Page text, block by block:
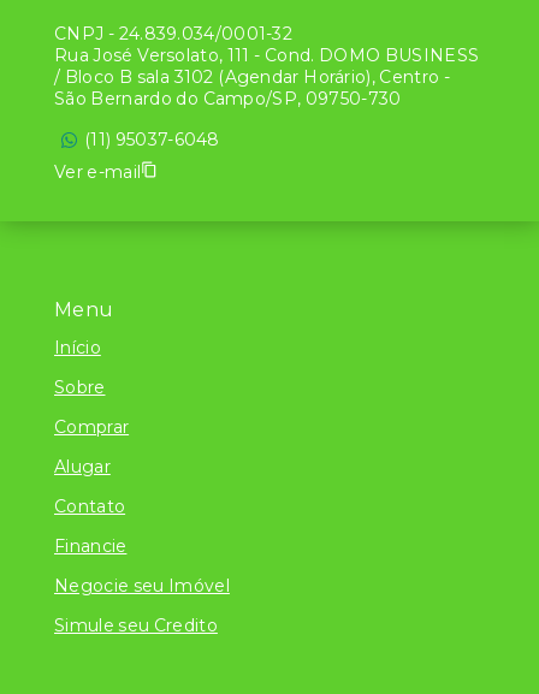
Menu
Início
Sobre
Comprar
Alugar
Contato
Financie
Negocie seu Imóvel
Simule seu Credito
CNPJ - 24.839.034/0001-32
Rua José Versolato, 111 - Cond. DOMO BUSINESS
/ Bloco B sala 3102 (Agendar Horário), Centro -
São Bernardo do Campo/SP, 09750-730
(11) 95037-6048
Ver e-mail